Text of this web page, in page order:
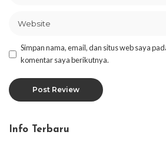
Simpan nama, email, dan situs web saya
komentar saya berikutnya.
Info Terbaru